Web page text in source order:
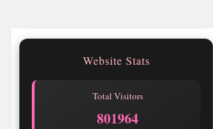
Website Stats
Total Visitors
801964